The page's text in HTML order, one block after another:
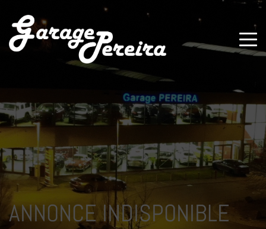
ANNONCE INDISPONIBLE
Paramètres avancés des cookies